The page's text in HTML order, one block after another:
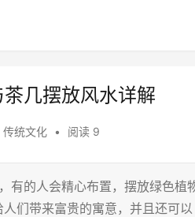
几摆放风水详解
传统文化 • 阅读 9
有的人会精心布置，摆放绿色
带来富贵的寓意，并且还可以